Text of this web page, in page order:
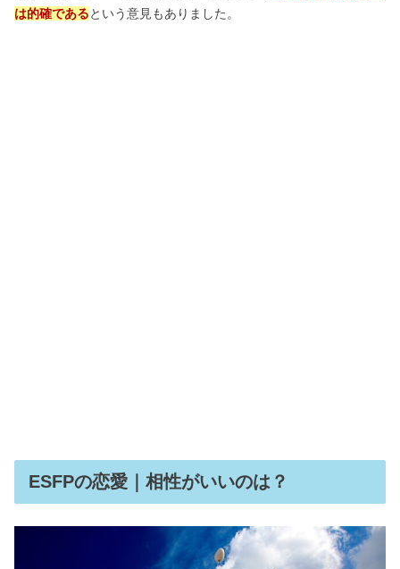
は的確であるという意見もありました。
ESFPの恋愛｜相性がいいのは？